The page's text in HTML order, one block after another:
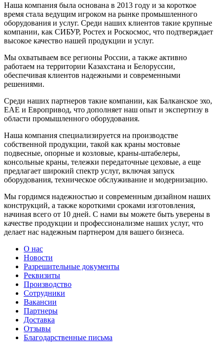
Наша компания была основана в 2013 году и за короткое
время стала ведущим игроком на рынке промышленного
оборудования и услуг. Среди наших клиентов такие крупные
компании, как СИБУР, Ростех и Роскосмос, что подтверждает
высокое качество нашей продукции и услуг.
Мы охватываем все регионы России, а также активно
работаем на территории Казахстана и Белоруссии,
обеспечивая клиентов надежными и современными
решениями.
Среди наших партнеров такие компании, как Балканское эхо,
EAE и Европривод, что дополняет наш опыт и экспертизу в
области промышленного оборудования.
Наша компания специализируется на производстве
собственной продукции, такой как краны мостовые
подвесные, опорные и козловые, краны-штабелеры,
консольные краны, тележки передаточные цеховые, а еще
предлагает широкий спектр услуг, включая запуск
оборудования, техническое обслуживание и модернизацию.
Мы гордимся надежностью и современным дизайном наших
конструкций, а также короткими сроками изготовления,
начиная всего от 10 дней. С нами вы можете быть уверены в
качестве продукции и профессионализме наших услуг, что
делает нас надежным партнером для вашего бизнеса.
О нас
Новости
Разрешительные документы
Реквизиты
Производство
Сотрудники
Вакансии
Партнеры
Доставка
Отзывы
Благодарственные письма